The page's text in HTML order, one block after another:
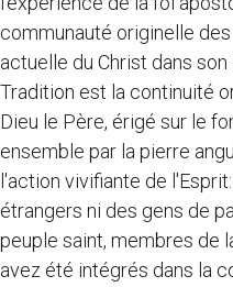
communauté originelle
actuelle du Christ dans
Tradition est la continuité
Dieu le Père, érigé sur le
ensemble par la pierre
l'action vivifiante de
étrangers ni des gens de
peuple saint, membres de
avez été intégrés dans la